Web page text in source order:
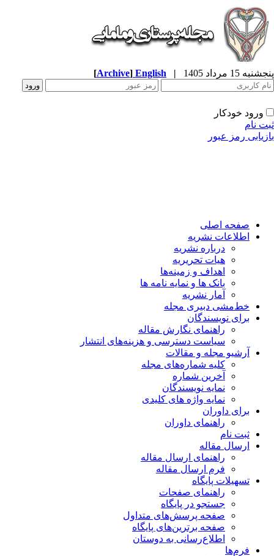
15 مرداد 1405 |
English
[Archive]
ورود خودکار
نام
رمز عبور
صفحه اصلی
اطلاعات نشریه
درباره نشریه
هیات تحریریه
اهداف و زمینه‌ها
بانک ها و نمایه نامه ها
آمار نشریه
خط‌مشی دبیری مجله
برای نویسندگان
راهنمای نگارش مقاله
سیاست دسترسی و هزینه‌های انتشار
آرشیو مجله و مقالات
کلیه شماره‌های مجله
آخرین شماره
نمایه نویسندگان
نمایه واژه های کلیدی
برای داوران
راهنمای داوران
ثبت نام
ارسال مقاله
راهنمای ارسال مقاله
فرم ارسال مقاله
تسهیلات پایگاه
راهنمای صفحات
جستجو در پایگاه
صفحه پرسش‌های متداول
صفحه برترین‌های پایگاه
اطلاع‌رسانی به دوستان
فرم‌ها